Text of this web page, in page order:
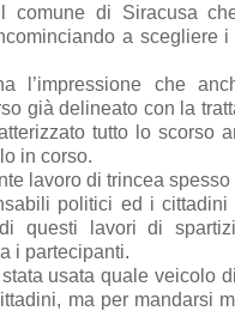
comune di Siracusa
a scegliere
l’impressione che
già delineato con la
tutto lo scorso
in corso.
lavoro di trincea
politici ed i cittadini
questi lavori di
i partecipanti.
usata quale veicolo
ma per mandarsi